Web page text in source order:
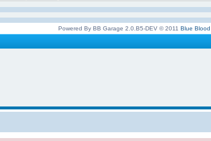
Powered By BB Garage 2.0.B5-DEV © 2011 Blue Blood